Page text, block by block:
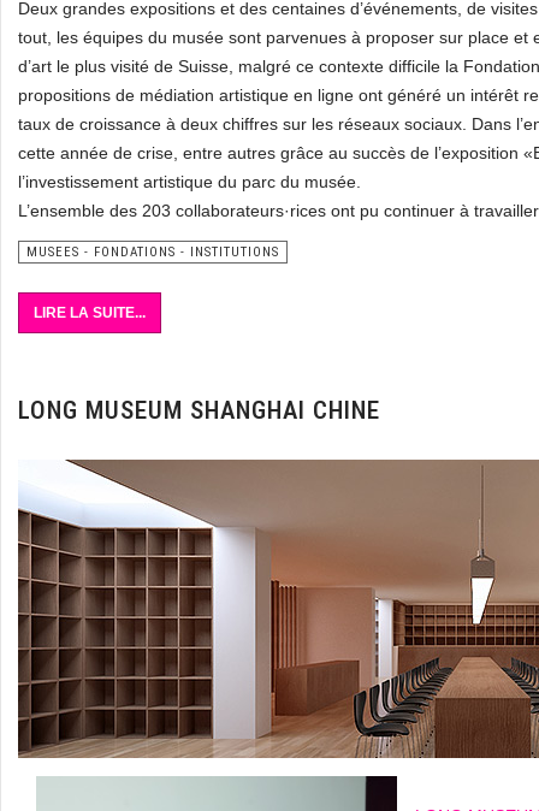
Deux grandes expositions et des centaines d’événements, de
tout, les équipes du musée sont parvenues à proposer sur place
d’art le plus visité de Suisse, malgré ce contexte difficile la
propositions de médiation artistique en ligne ont généré un intérêt
taux de croissance à deux chiffres sur les réseaux sociaux. Dans
cette année de crise, entre autres grâce au succès de l’exposition
l’investissement artistique du parc du musée.
L’ensemble des 203 collaborateurs·rices ont pu continuer à
MUSEES - FONDATIONS - INSTITUTIONS
LIRE LA SUITE...
LONG MUSEUM SHANGHAI CHINE